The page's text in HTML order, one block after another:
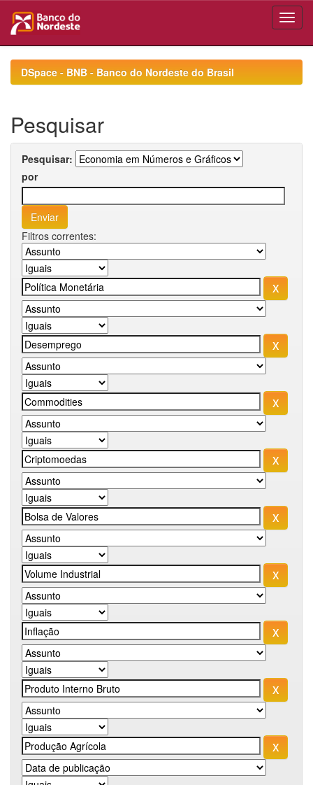
navigationDSpace - BNB - Banco do Nordeste do Brasil
Pesquisar
Pesquisar:
por
Filtros correntes: